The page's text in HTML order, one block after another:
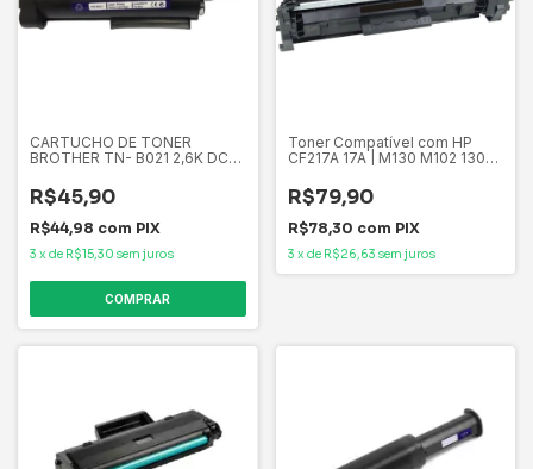
CARTUCHO DE TONER
BROTHER TN- B021 2,6K DCP-
DCP-B7520 DCP-B7535
R$45,90
R$44,98 com PIX
3 x de R$15,30 sem juros
Toner Compatível com HP
CF217A 17A | M130 M102 130A
130NW
R$79,90
R$78,30 com PIX
3 x de R$26,63 sem juros